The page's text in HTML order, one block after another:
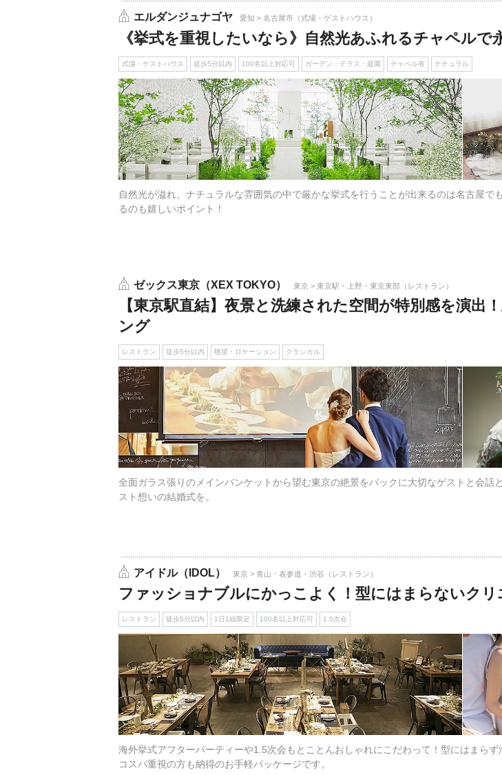
エルダンジュナゴヤ 愛知 > 名古屋市（式場・ゲストハウス）
《挙式を重視したいなら》自然光あふれるチャペル
式場・ゲストハウス 徒歩5分以内 100名以上対応可 ガーデン・テラス・庭園 チャペル有 ナチュラル
自然光が溢れ、ナチュラルな雰囲気の中で厳かな挙式を行うことが出来るのは名古屋
るのも嬉しいポイント！
ゼックス東京（XEX TOKYO） 東京 > 東京駅・上野・東京東部（レストラン）
【東京駅直結】夜景と洗練された空間が特別感を演出
ング
レストラン 徒歩5分以内 眺望・ロケーション クラシカル
全面ガラス張りのメインバンケットから望む東京の絶景をバックに大切なゲストと会
スト想いの結婚式を。
アイドル（IDOL） 東京 > 青山・表参道・渋谷（レストラン）
ファッショナブルにかっこよく！型にはまらないク
レストラン 徒歩5分以内 1日1組限定 100名以上対応可 1.5次会
海外挙式アフターパーティーや1.5次会もとことんおしゃれにこだわって！型にはまら
コスパ重視の方も納得のお手軽パッケージです。